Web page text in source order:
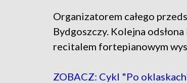
Organizatorem całego
Bydgoszczy. Kolejna
recitalem fortepianowym
ZOBACZ: Cykl "Po